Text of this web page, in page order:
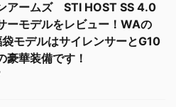
アームズ STI HOST SS 4.0
ーモデルをレビュー！WAの
モデルはサイレンサーとG10
豪華装備です！